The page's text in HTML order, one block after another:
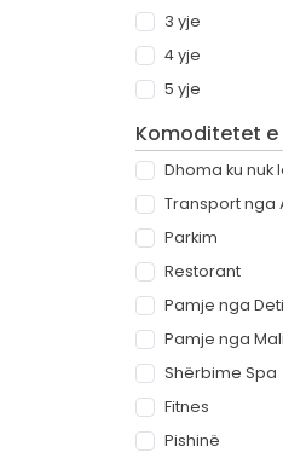
3 yje
4 yje
5 yje
Komoditetet e
Dhoma ku nuk
Transport nga
Parkim
Restorant
Pamje nga Deti
Pamje nga Mali
Shërbime Spa
Fitnes
Pishinë